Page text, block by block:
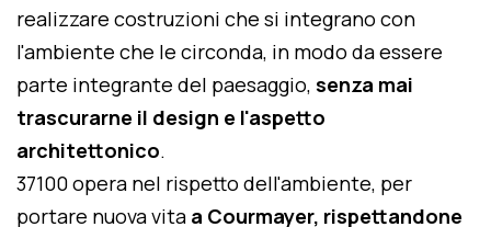
realizzare costruzioni che si integrano con
l'ambiente che le circonda, in modo da essere
parte integrante del paesaggio, senza mai
trascurarne il design e l'aspetto
architettonico.
37100 opera nel rispetto dell'ambiente, per
portare nuova vita a Courmayer, rispettandone